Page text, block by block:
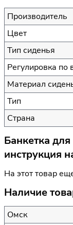
Производитель
Цвет
Тип сиденья
Регулировка по
Материал
Тип
Страна
Банкетка
инструкция
На этот товар
Наличие
Омск